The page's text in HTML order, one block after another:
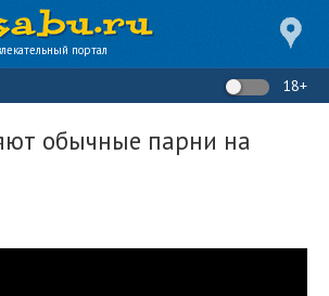
портал
18+
обычные парни на